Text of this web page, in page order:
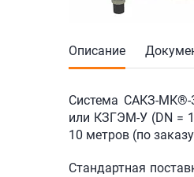
Описание
Система САКЗ-МК®-
или КЗГЭМ-У(DN =
10 метров (по
Стандартная